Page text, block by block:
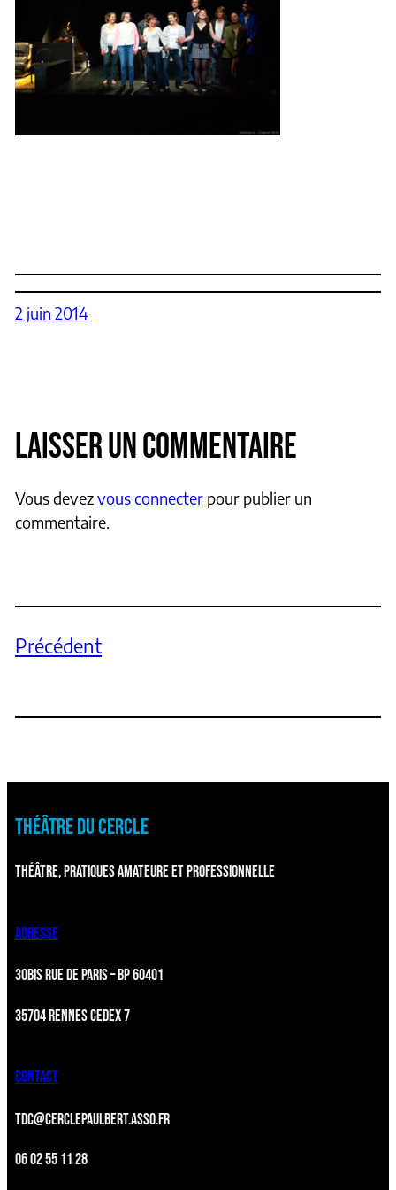
2 juin 2014
LAISSER UN COMMENTAIRE
Vous devezvous connecterpour publier un
commentaire.
Précédent
THÉÂTRE DU CERCLE
THÉÂTRE, PRATIQUES AMATEURE ET PROFESSIONNELLE
ADRESSE
30BIS RUE DE PARIS – BP 60401
35704 RENNES CEDEX 7
CONTACT
TDC@CERCLEPAULBERT.ASSO.FR
06 02 55 11 28